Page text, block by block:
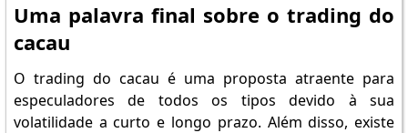
Uma palavra final sobre o trading do
cacau
O trading do cacau é uma proposta atraente para
especuladores de todos os tipos devido à sua
volatilidade a curto e longo prazo. Além disso, existe